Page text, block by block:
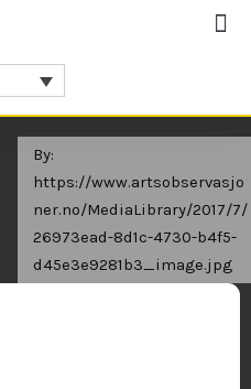
By:
https://www.artsobservasjo
ner.no/MediaLibrary/2017/7/
26973ead-8d1c-4730-b4f5-
d45e3e9281b3_image.jpg